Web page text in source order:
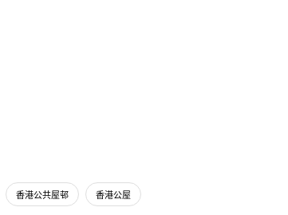
香港公共屋邨 香港公屋